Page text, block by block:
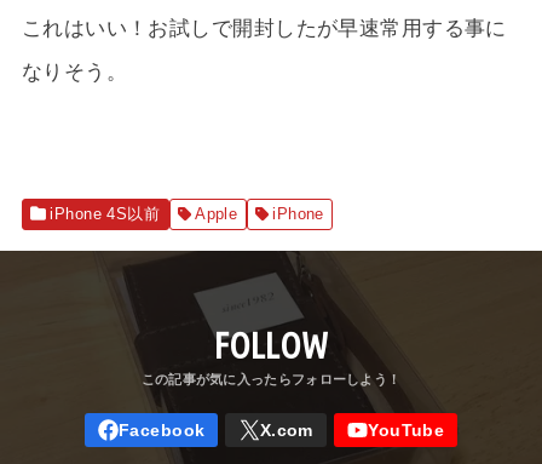
これはいい！お試しで開封したが早速常用する事に
なりそう。
iPhone 4S以前 Apple iPhone
FOLLOW